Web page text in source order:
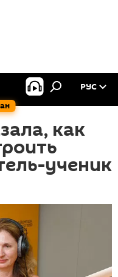
РУС
как
ученик